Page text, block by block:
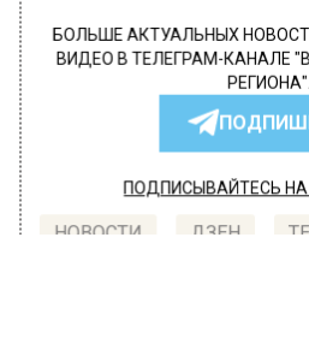
БОЛЬШЕ АКТУАЛЬНЫХ
ВИДЕО В ТЕЛЕГРАМ-КАНАЛЕ
РЕГИОНА".
ПОДПИСЫВАЙТЕСЬ
НОВОСТИ ДЗЕН